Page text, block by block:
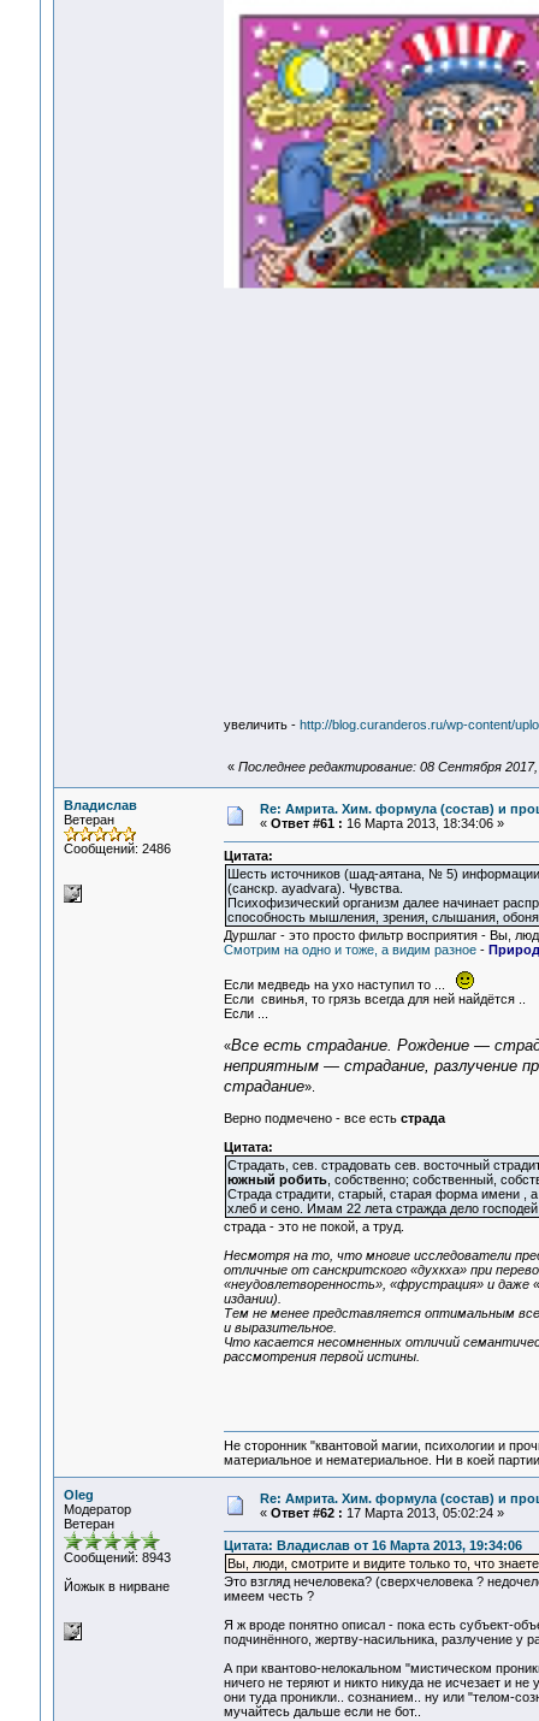
увеличить - http://blog.curanderos.ru/wp-content/
« Последнее редактирование: 08 Сентября
Владислав
Ветеран
Сообщений: 2486
Re: Амрита. Хим. формула (состав) и
« Ответ #61 : 16 Марта 2013, 18:34:06 »
Цитата:
Шесть источников (шад-аятана, № 5)
(санскр. ayadvara). Чувства.
Психофизический организм далее начинает
способность мышления, зрения, слышания,
Дуршлаг - это просто фильтр восприятия - Вы,
Смотрим на одно и тоже, а видим разное-
Если медведь на ухо наступил то ...
Если свинья, то грязь всегда для ней найдётся ..
Если ...
«Все есть страдание. Рождение —
неприятным — страдание, разлучение
страдание».
Верно подмечено - все есть страда
Цитата:
Страдать, сев. страдовать сев. восточный
южный робить, собственно; собственный,
Страда страдити, старый, старая форма имени ,
хлеб и сено. Имам 22 лета стражда дело
страда - это не покой, а труд.
Несмотря на то, что многие исследователи
отличные от санскритского «духкха» при
«неудовлетворенность», «фрустрация» и даже
издании).
Тем не менее представляется оптимальным
и выразительное.
Что касается несомненных отличий
рассмотрения первой истины.
Не сторонник "квантовой магии, психологии и
материальное и нематериальное. Ни в коей
Oleg
Модератор
Ветеран
Сообщений: 8943
Йожык в нирване
Re: Амрита. Хим. формула (состав) и
« Ответ #62 : 17 Марта 2013, 05:02:24 »
Цитата: Владислав от 16 Марта 2013, 19:34:06
Вы, люди, смотрите и видите только то, что
Это взгляд нечеловека? (сверхчеловека ?
имеем честь ?
Я ж вроде понятно описал - пока есть субъект-
подчинённого, жертву-насильника, разлучение у
А при квантово-нелокальном "мистическом
ничего не теряют и никто никуда не исчезает и
они туда проникли.. сознанием.. ну или "телом-
мучайтесь дальше если не бот..